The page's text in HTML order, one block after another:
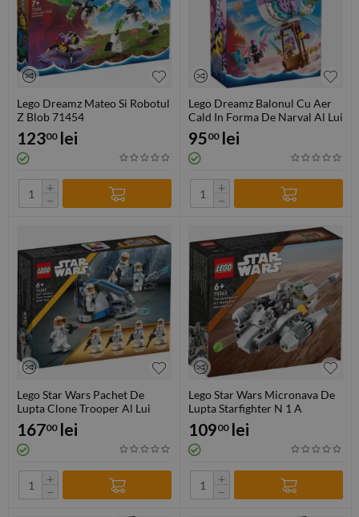
Lego Dreamz Mateo Si Robotul
Z Blob 71454
12300 lei
+
−
Lego Dreamz Balonul Cu Aer
Cald In Forma De Narval Al Lui
Izzie 71472
9500 lei
+
−
Lego Star Wars Pachet De
Lupta Clone Trooper Al Lui
Ahsoka Din Compania 332
75359
16700 lei
+
−
Lego Star Wars Micronava De
Lupta Starfighter N 1 A
Mandalorianului 75363
10900 lei
+
−